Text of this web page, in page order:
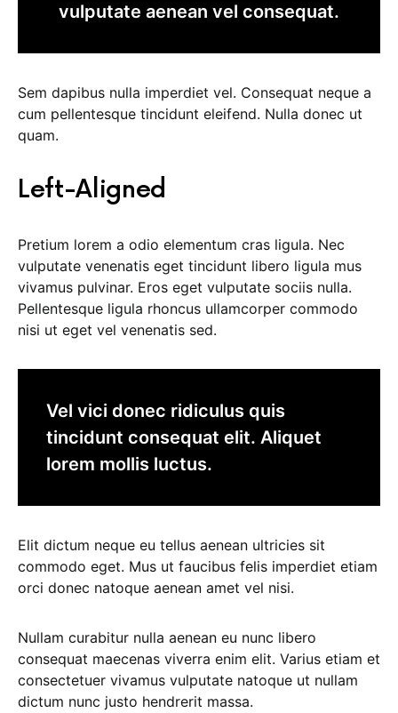
vulputate aenean vel consequat.
Sem dapibus nulla imperdiet vel. Consequat neque a
cum pellentesque tincidunt eleifend. Nulla donec ut
quam.
Left-Aligned
Pretium lorem a odio elementum cras ligula. Nec
vulputate venenatis eget tincidunt libero ligula mus
vivamus pulvinar. Eros eget vulputate sociis nulla.
Pellentesque ligula rhoncus ullamcorper commodo
nisi ut eget vel venenatis sed.
Vel vici donec ridiculus quis
tincidunt consequat elit. Aliquet
lorem mollis luctus.
Elit dictum neque eu tellus aenean ultricies sit
commodo eget. Mus ut faucibus felis imperdiet etiam
orci donec natoque aenean amet vel nisi.
Nullam curabitur nulla aenean eu nunc libero
consequat maecenas viverra enim elit. Varius etiam et
consectetuer vivamus vulputate natoque ut nullam
dictum nunc justo hendrerit massa.